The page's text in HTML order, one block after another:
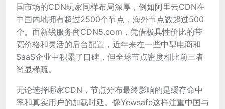
国市场的CDN玩家同样布局深厚，例如阿里云CDN在
中国内地拥有超过2500个节点，海外节点数超过500
个。而新锐服务商CDN5.com，凭借极具性价比的带
宽价格和灵活的后台配置，近年来在一些中型电商和
SaaS企业中积累了口碑，但全球节点密度相比前三者
尚显稀疏。
无论选择哪家CDN，节点分布最终影响的是缓存命中
率和真实用户的加载时延。像Yewsafe这样注重中国与